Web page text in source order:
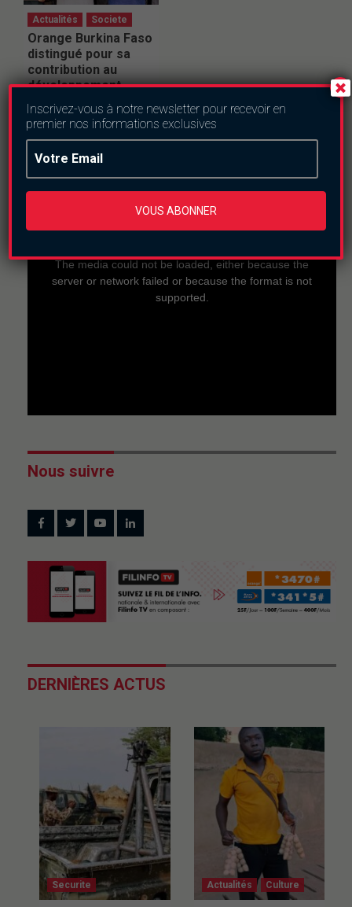
Actualités Societe
Orange Burkina Faso
distingué pour sa
contribution au
développement
communautaire
samedi le 4 juillet 2026
a
The media could not be loaded, either because the
server or network failed or because the format is not
supported.
Nous suivre
DERNIÈRES ACTUS
Securite Actualités Culture
Inscrivez-vous à notre newsletter pour recevoir en
premier nos informations exclusives
VOUS ABONNER